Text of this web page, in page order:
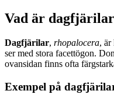
Vad är
Dagfjärilar, rhopalocera, är
ser med stora facettögon.
ovansidan finns ofta
Exempel på